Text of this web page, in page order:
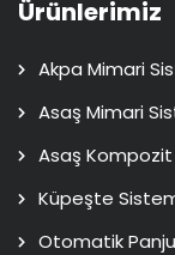
Ürünlerimiz
Akpa Mimari
Asaş Mimari
Asaş Kompozit
Küpeşte
Otomatik